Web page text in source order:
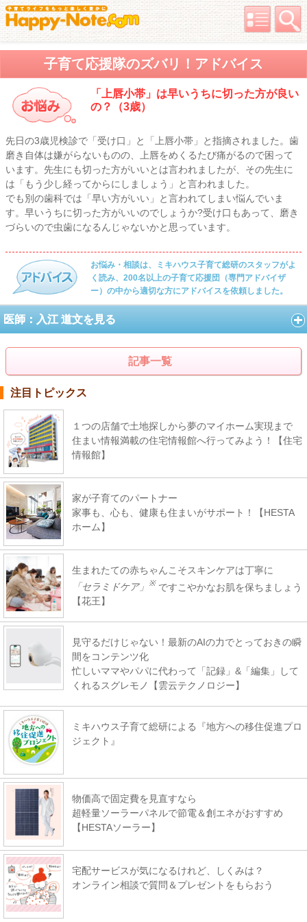
子育て応援隊のズバリ！アドバイス
「上唇小帯」は早いうちに切った方が良い
の？（3歳）
先日の3歳児検診で「受け口」と「上唇小帯」と指摘されました。歯
磨き自体は嫌がらないものの、上唇をめくるたび痛がるので困って
います。先生にも切った方がいいとは言われましたが、その先生に
は「もう少し経ってからにしましょう」と言われました。
でも別の歯科では「早い方がいい」と言われてしまい悩んでいま
す。早いうちに切った方がいいのでしょうか?受け口もあって、磨き
づらいので虫歯になるんじゃないかと思っています。
お悩み・相談は、ミキハウス子育て総研のスタッフがよ
く読み、200名以上の子育て応援団（専門アドバイザ
ー）の中から適切な方にアドバイスを依頼しました。
医師：入江 道文を見る
記事一覧
注目トピックス
１つの店舗で土地探しから夢のマイホーム実現まで
住まい情報満載の住宅情報館へ行ってみよう！【住宅
情報館】
家が子育てのパートナー
家事も、心も、健康も住まいがサポート！【HESTA
ホーム】
生まれたての赤ちゃんこそスキンケアは丁寧に
「セラミドケア」
※ ですこやかなお肌を保ちましょう
【花王】
見守るだけじゃない！最新のAIの力でとっておきの瞬
間をコンテンツ化
忙しいママやパパに代わって「記録」&「編集」して
くれるスグレモノ【雲云テクノロジー】
ミキハウス子育て総研による『地方への移住促進プロ
ジェクト』
物価高で固定費を見直すなら
超軽量ソーラーパネルで節電＆創エネがおすすめ
【HESTAソーラー】
宅配サービスが気になるけれど、しくみは？
オンライン相談で質問＆プレゼントをもらおう